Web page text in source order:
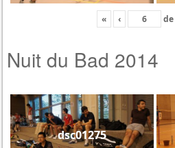
« ‹ de
Nuit du Bad 2014
dsc01275